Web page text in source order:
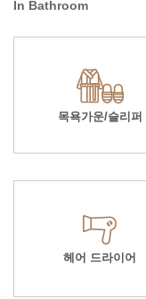
In Bathroom
목욕가운/슬리퍼
헤어 드라이어